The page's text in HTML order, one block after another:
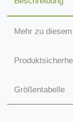
Mehr zu
Größentabelle